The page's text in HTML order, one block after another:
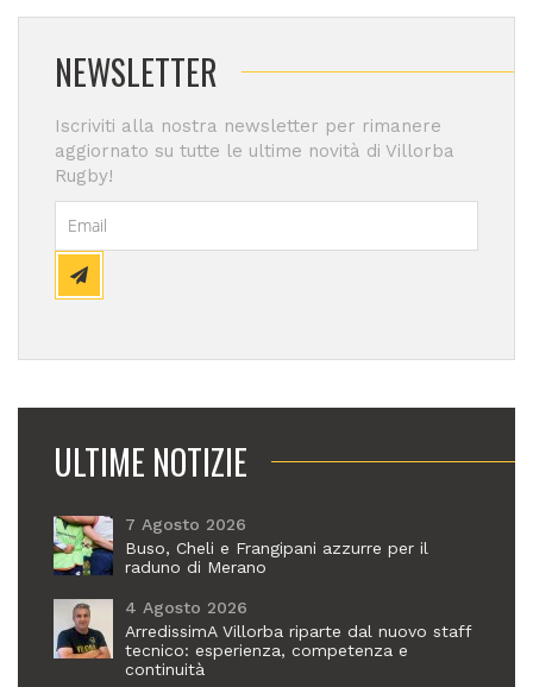
NEWSLETTER
Iscriviti alla nostra newsletter per rimanere
aggiornato su tutte le ultime novità di Villorba
Rugby!
ULTIME NOTIZIE
7 Agosto 2026
Buso, Cheli e Frangipani azzurre per il
raduno di Merano
4 Agosto 2026
ArredissimA Villorba riparte dal nuovo staff
tecnico: esperienza, competenza e
continuità